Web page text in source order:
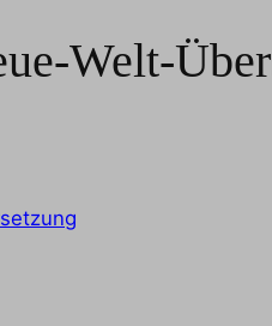
Welt-